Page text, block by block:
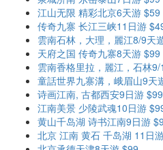
江山无限 精彩北京6天游 $59
传奇九寨 长江三峡11日游
雲南石林，大理，麗江8/9天
天府之国 传奇九寨8天游 $99
雲南香格里拉，麗江，石林
童話世界九寨溝，峨眉山9天
诗画江南, 古都西安9日游 $99
江南美景 少陵武魂10日游
黄山千岛湖 诗书江南9日游
北京 江南 黄石 千岛湖 11日